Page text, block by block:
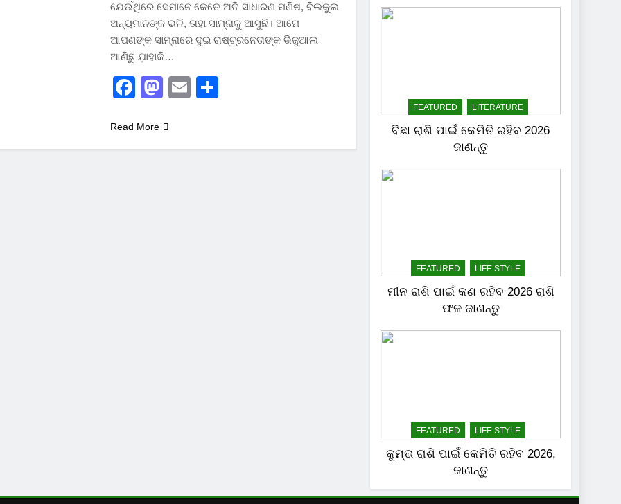
ଯେଉଁଥିରେ ସେମାନେ କେତେ ଅତି ସାଧାରଣ ମଣିଷ, ବିଲକୁଲ
ଅନ୍ୟମାନଙ୍କ ଭଳି, ତାହା ସାମ୍ନାକୁ ଆସୁଛି। ଆମେ
ଆପଣଙ୍କ ସାମ୍ନାରେ ଦୁଇ ରାଷ୍ଟ୍ରନେତାଙ୍କ ଭିଜୁଆଲ
ଆଣିଛୁ ଯ଼ାହାକି…
Facebook
Mastodon
Email
Read More
FEATURED LITERATURE
ବିଛା ରାଶି ପାଇଁ କେମିତି ରହିବ 2026
ଜାଣନ୍ତୁ
FEATURED LIFE STYLE
ମୀନ ରାଶି ପାଇଁ କଣ ରହିବ 2026 ରାଶି
ଫଳ ଜାଣନ୍ତୁ
FEATURED LIFE STYLE
କୁମ୍ଭ ରାଶି ପାଇଁ କେମିତି ରହିବ 2026,
ଜାଣନ୍ତୁ